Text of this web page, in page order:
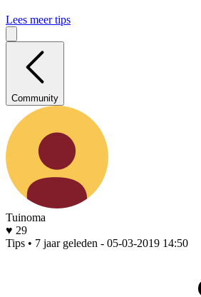
Lees meer tips
Community
Tuinoma
♥ 29
Tips • 7 jaar geleden - 05-03-2019 14:50